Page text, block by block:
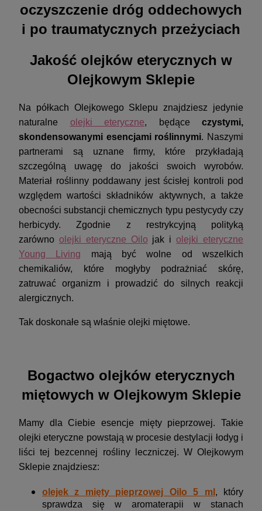
oczyszczenie dróg oddechowych
i po traumatycznych przeżyciach
Jakość olejków eterycznych w
Olejkowym Sklepie
Na półkach Olejkowego Sklepu znajdziesz jedynie
naturalne olejki eteryczne, będące czystymi,
skondensowanymi esencjami roślinnymi. Naszymi
partnerami są uznane firmy, które przykładają
szczególną uwagę do jakości swoich wyrobów.
Materiał roślinny poddawany jest ścisłej kontroli pod
względem wartości składników aktywnych, a także
obecności substancji chemicznych typu pestycydy czy
herbicydy. Zgodnie z restrykcyjną polityką
zarówno olejki eteryczne Oilo jak iolejki eteryczne
Young Living mają być wolne od wszelkich
chemikaliów, które mogłyby podrażniać skórę,
zatruwać organizm i prowadzić do silnych reakcji
alergicznych.
Tak doskonałe są właśnie olejki miętowe.
Bogactwo olejków eterycznych
miętowych w Olejkowym Sklepie
Mamy dla Ciebie esencje mięty pieprzowej. Takie
olejki eteryczne powstają w procesie destylacji łodyg i
liści tej bezcennej rośliny leczniczej. W Olejkowym
Sklepie znajdziesz:
olejek z mięty pieprzowej Oilo 5 ml , który
sprawdza się w aromaterapii w stanach